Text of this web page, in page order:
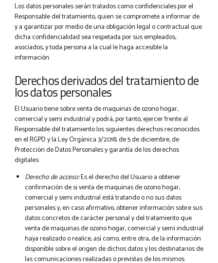
Los datos personales serán tratados como confidenciales por el
Responsable del tratamiento, quien se compromete a informar de
y a garantizar por medio de una obligación legal o contractual que
dicha confidencialidad sea respetada por sus empleados,
asociados, y toda persona a la cual le haga accesible la
información.
Derechos derivados del tratamiento de
los datos personales
El Usuario tiene sobre venta de maquinas de ozono hogar,
comercial y semi industrial y podrá, por tanto, ejercer frente al
Responsable del tratamiento los siguientes derechos reconocidos
en el RGPD y la Ley Orgánica 3/2018, de 5 de diciembre, de
Protección de Datos Personales y garantía de los derechos
digitales:
Derecho de acceso:Es el derecho del Usuario a obtener
confirmación de si venta de maquinas de ozono hogar,
comercial y semi industrial está tratando o no sus datos
personales y, en caso afirmativo, obtener información sobre sus
datos concretos de carácter personal y del tratamiento que
venta de maquinas de ozono hogar, comercial y semi industrial
haya realizado o realice, así como, entre otra, de la información
disponible sobre el origen de dichos datos y los destinatarios de
las comunicaciones realizadas o previstas de los mismos.